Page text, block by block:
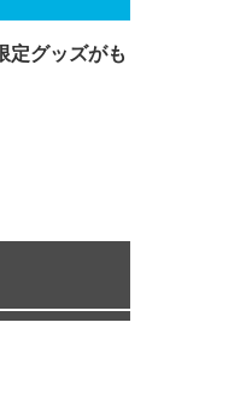
定グッズがも